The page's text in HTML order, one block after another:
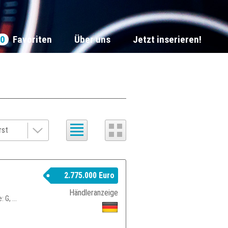
0 Favoriten Über uns Jetzt inserieren!
...
2.775.000 Euro
Händleranzeige